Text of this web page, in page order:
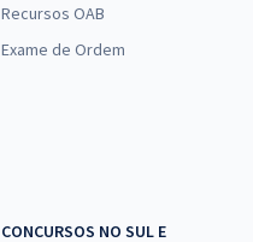
Recursos OAB
Exame de Ordem
CONCURSOS NO SUL E